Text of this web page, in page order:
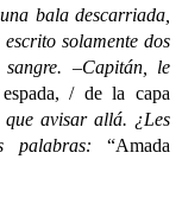
bala descarriada,
solamente dos
–Capitán, le
/ de la capa
avisar allá. ¿Les
palabras: “Amada